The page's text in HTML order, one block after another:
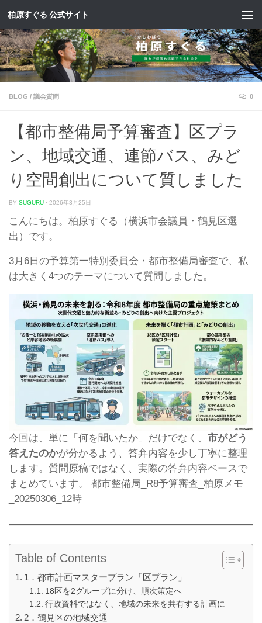
コンテンツへスキップ
柏原すぐる 公式サイト
BLOG / 議会質問 0
【都市整備局予算審査】区プラ
ン、地域交通、連節バス、みど
り空間創出について質しました
BY SUGURU · 2026年3月25日
こんにちは。柏原すぐる（横浜市会議員・鶴見区選
出）です。
3月6日の予算第一特別委員会・都市整備局審査で、私
は大きく4つのテーマについて質問しました。
今回は、単に「何を聞いたか」だけでなく、 市がどう
答えたのかが分かるよう、答弁内容を少し丁寧に整理
します。質問原稿ではなく、実際の答弁内容ベースで
まとめています。 都市整備局_R8予算審査_柏原メモ
_20250306_12時
Table of Contents
1．都市計画マスタープラン「区プラン」
18区を2グループに分け、順次策定へ
行政資料ではなく、地域の未来を共有する計画に
2．鶴見区の地域交通